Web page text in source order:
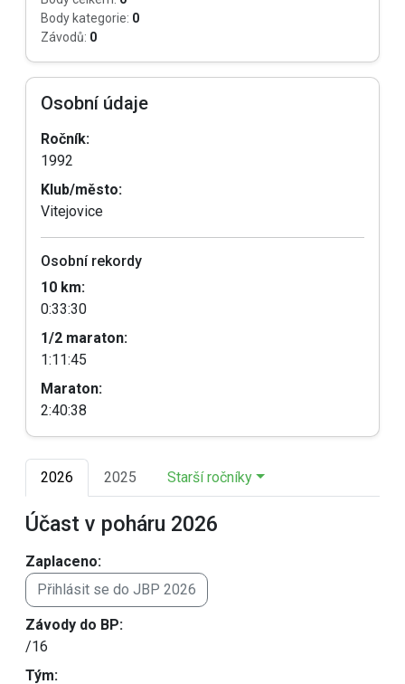
Body kategorie: 0
Závodů: 0
Osobní údaje
Ročník:
1992
Klub/město:
Vitejovice
Osobní rekordy
10 km:
0:33:30
1/2 maraton:
1:11:45
Maraton:
2:40:38
2026 2025 Starší ročníky
Účast v poháru 2026
Zaplaceno:
Přihlásit se do JBP 2026
Závody do BP:
/16
Tým: